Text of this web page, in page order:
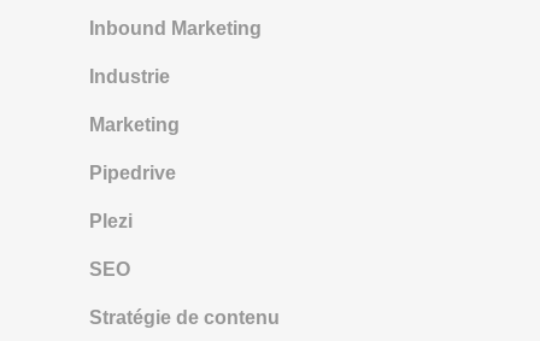
Inbound Marketing
Industrie
Marketing
Pipedrive
Plezi
SEO
Stratégie de contenu